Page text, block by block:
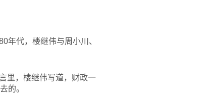
年代，楼继伟与周小川、
里，楼继伟写道，财政一
的。